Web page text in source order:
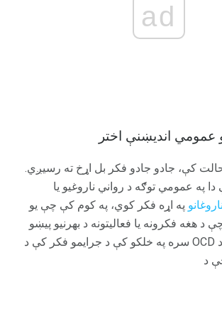
ad
عمومي اندیښنې اختر
حالت کې، جادو جادو فکر بل اړخ ته رسیږي.
په عمومي توګه د رواني ناروغیو یا
په اړه فکر کوي، په کوم کې چې یو
د هغه فکرونه یا فعالیتونه د بهرنیو پیښو
کنترول توان لري، د OCD سره په خلکو کې د جرایمو فکر کې د
د